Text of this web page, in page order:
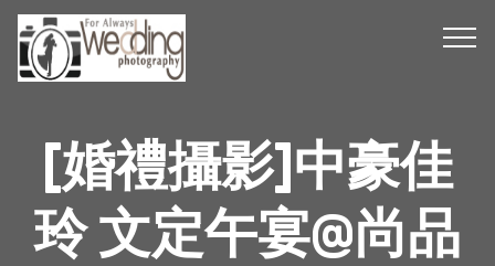
[婚禮攝影]中豪佳
玲 文定午宴@尚品